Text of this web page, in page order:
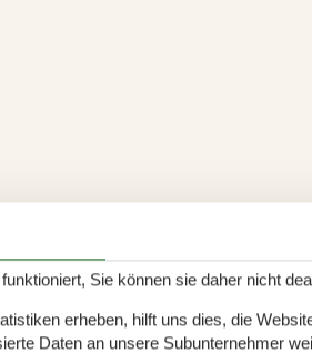
Sie können sie daher nicht
erheben, hilft uns dies, die
Daten an unsere Subunternehmer